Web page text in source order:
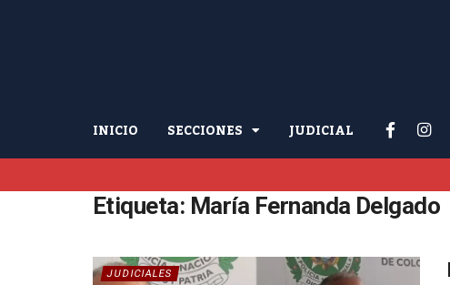
INICIO SECCIONES JUDICIAL
Etiqueta: María Fernanda Delgado
JUDICIALES